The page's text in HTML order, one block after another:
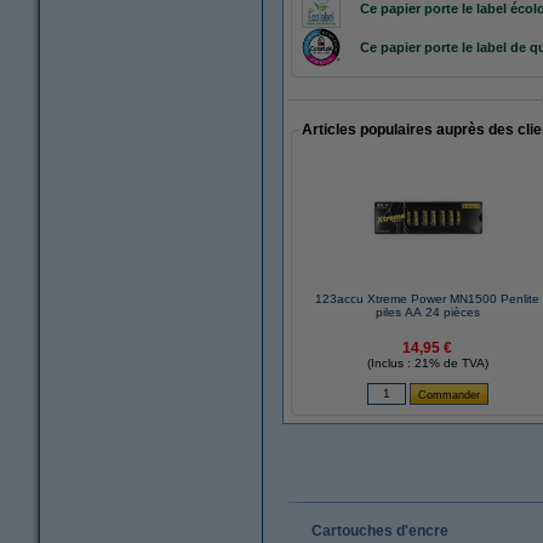
Ce papier porte le label
Ce papier porte le label de
Articles populaires auprès des
123accu Xtreme Power MN1500 Penlite
piles AA 24 pièces
14,95 €
(Inclus : 21% de TVA)
Cartouches d'encre